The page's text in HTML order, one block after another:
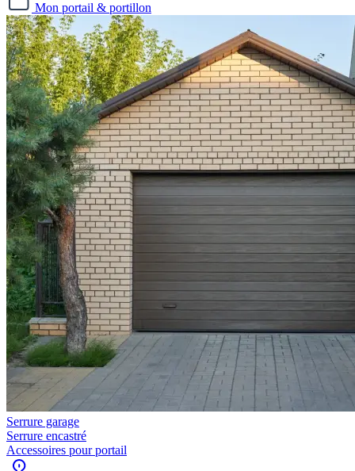
Mon portail & portillon
Serrure garage
Serrure encastré
Accessoires pour portail